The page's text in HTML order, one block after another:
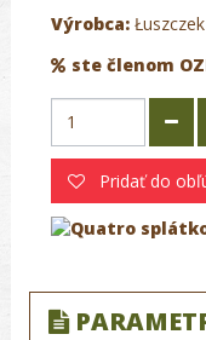
Výrobca: Łuszczek
ste členom
Pridať do